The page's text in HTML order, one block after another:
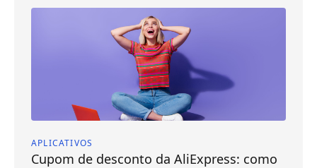
APLICATIVOS
Cupom de desconto da AliExpress: como